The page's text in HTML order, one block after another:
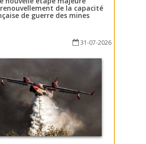
de la capacité
de guerre des mines
31-07-2026